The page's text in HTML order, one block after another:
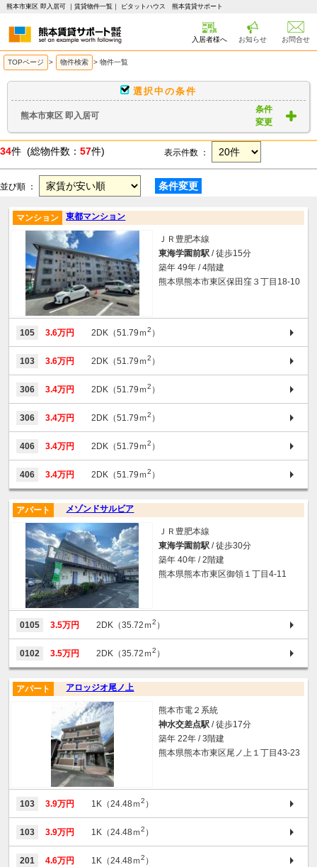
熊本市東区 即入居可 ｜賃貸物件一覧｜ ピタットハウス 熊本賃貸サポート
入居者様へ お知らせ お問合せ
TOPページ > 物件検索 > 物件一覧
選択中の条件
熊本市東区 即入居可
条件
変更
34件 (総物件数： 57件) 表示件数 ：
並び順 ： 条件変更
東都マンション
マンション
ＪＲ豊肥本線
東海学園前駅 / 徒歩15分
築年 49年 / 4階建
熊本県熊本市東区保田窪３丁目18-10
105 3.6万円 2DK（51.79ｍ2 ）
103 3.6万円 2DK（51.79ｍ2 ）
306 3.4万円 2DK（51.79ｍ2 ）
306 3.4万円 2DK（51.79ｍ2 ）
406 3.4万円 2DK（51.79ｍ2 ）
406 3.4万円 2DK（51.79ｍ2 ）
メゾンドサルビア
アパート
ＪＲ豊肥本線
東海学園前駅 / 徒歩30分
築年 40年 / 2階建
熊本県熊本市東区御領１丁目4-11
0105 3.5万円 2DK（35.72ｍ2 ）
0102 3.5万円 2DK（35.72ｍ2 ）
アロッジオ尾ノ上
アパート
熊本市電２系統
神水交差点駅 / 徒歩17分
築年 22年 / 3階建
熊本県熊本市東区尾ノ上１丁目43-23
103 3.9万円 1K（24.48ｍ2 ）
103 3.9万円 1K（24.48ｍ2 ）
201 4.6万円 1K（24.48ｍ2 ）